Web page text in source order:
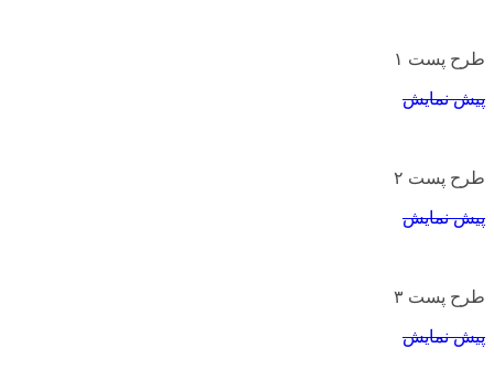
طرح پست ۱
پیش نمایش
طرح پست ۲
پیش نمایش
طرح پست ۳
پیش نمایش